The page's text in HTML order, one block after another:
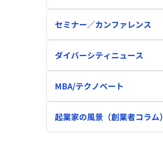
セミナー／カンファレンス
ダイバーシティニュース
MBA/テクノベート
起業家の風景（創業者コラム）